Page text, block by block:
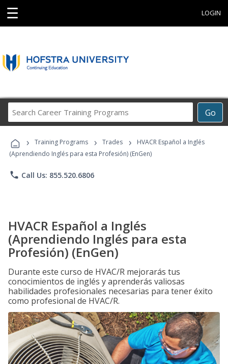
☰ LOGIN
Go
Career
Programs
› Training Programs › Trades ›
HVACR Español a Inglés
(Aprendiendo Inglés para esta Profesión) (EnGen)
phone Call Us: 855.520.6806
HVACR Español a Inglés
(Aprendiendo Inglés para esta
Profesión) (EnGen)
Durante este curso de HVAC/R mejorarás tus
conocimientos de inglés y aprenderás valiosas
habilidades profesionales necesarias para tener éxito
como profesional de HVAC/R.